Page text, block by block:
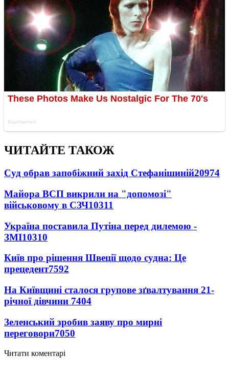
ЧИТАЙТЕ ТАКОЖ
Суд обрав запобіжний захід Стефанішиній20974
Майора ВСП викрили на "допомозі"
військовому в СЗЧ10311
Україна поставила Путіна перед дилемою -
ЗМІ10310
Київ про рішення Швеції щодо судна: Це
прецедент7592
На Київщині сталося групове зґвалтування 21-
річної дівчини 7404
Зеленський зробив заяву про мирні
переговори7050
Читати коментарі